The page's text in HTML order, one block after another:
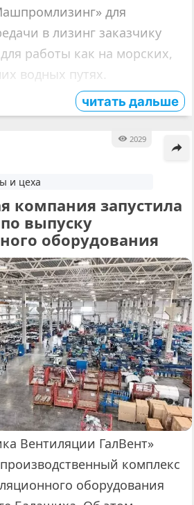
для
в лизинг заказчику
работы как на морских,
водных путях.
читать дальше
2029
и цеха
компания запустила
выпуску
оборудования
Вентиляции ГалВент»
комплекс
оборудования